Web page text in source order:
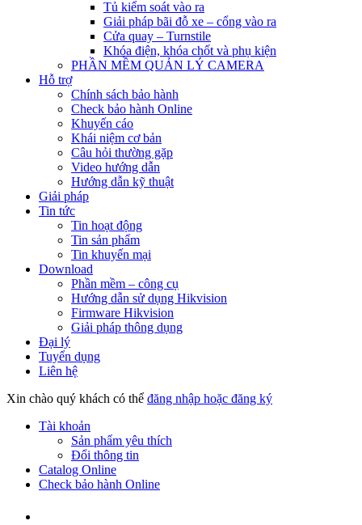
Tủ kiểm soát vào ra
Giải pháp bãi đỗ xe – cổng vào ra
Cửa quay – Turnstile
Khóa điện, khóa chốt và phụ kiện
PHẦN MỀM QUẢN LÝ CAMERA
Hỗ trợ
Chính sách bảo hành
Check bảo hành Online
Khuyến cáo
Khái niệm cơ bản
Câu hỏi thường gặp
Video hướng dẫn
Hướng dẫn kỹ thuật
Giải pháp
Tin tức
Tin hoạt động
Tin sản phẩm
Tin khuyến mại
Download
Phần mềm – công cụ
Hướng dẫn sử dụng Hikvision
Firmware Hikvision
Giải pháp thông dụng
Đại lý
Tuyển dụng
Liên hệ
Xin chào quý khách có thể đăng nhập hoặc đăng ký
Tài khoản
Sản phẩm yêu thích
Đổi thông tin
Catalog Online
Check bảo hành Online